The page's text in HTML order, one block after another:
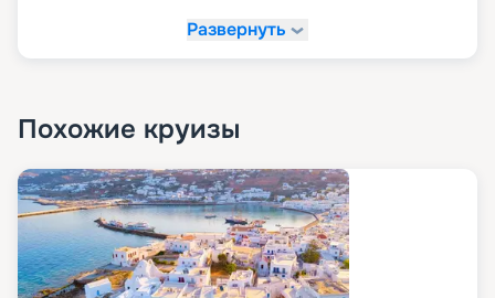
Развернуть
Похожие круизы